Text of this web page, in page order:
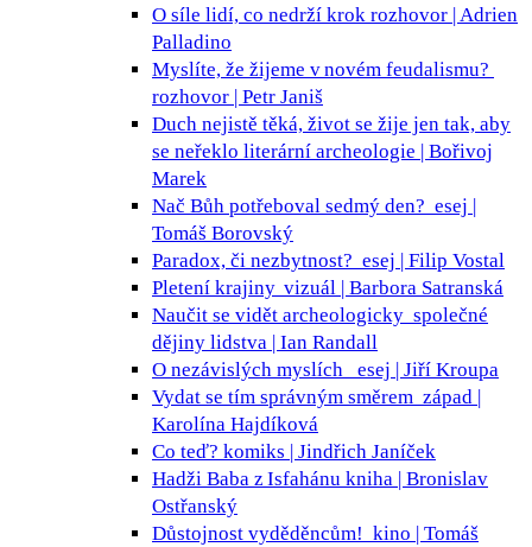
O síle lidí, co nedrží krok rozhovor | Adrien
Palladino
Myslíte, že žijeme v novém feudalismu?
rozhovor | Petr Janiš
Duch nejistě těká, život se žije jen tak, aby
se neřeklo literární archeologie | Bořivoj
Marek
Nač Bůh potřeboval sedmý den? esej |
Tomáš Borovský
Paradox, či nezbytnost? esej | Filip Vostal
Pletení krajiny vizuál | Barbora Satranská
Naučit se vidět archeologicky společné
dějiny lidstva | Ian Randall
O nezávislých myslích
esej | Jiří Kroupa
Vydat se tím správným směrem západ |
Karolína Hajdíková
Co teď? komiks | Jindřich Janíček
Hadži Baba z Isfahánu kniha | Bronislav
Ostřanský
Důstojnost vyděděncům! kino | Tomáš